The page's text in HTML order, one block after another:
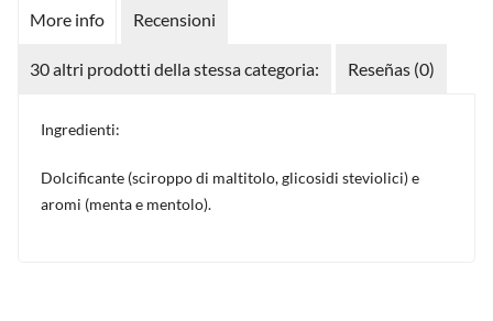
More info Recensioni
30 altri prodotti della stessa categoria: Reseñas (0)
Ingredienti:
Dolcificante (sciroppo di maltitolo, glicosidi steviolici) e
aromi (menta e mentolo).